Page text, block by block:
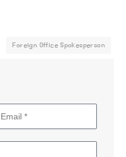
Foreign Office Spokesperson